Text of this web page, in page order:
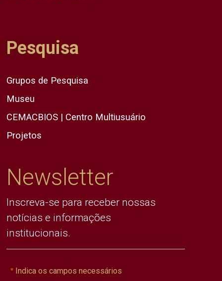
Pesquisa
Grupos de Pesquisa
Museu
CEMACBIOS | Centro Multiusuário
Projetos
Newsletter
Inscreva-se para receber nossas
notícias e informações
institucionais.
Indica os campos necessários